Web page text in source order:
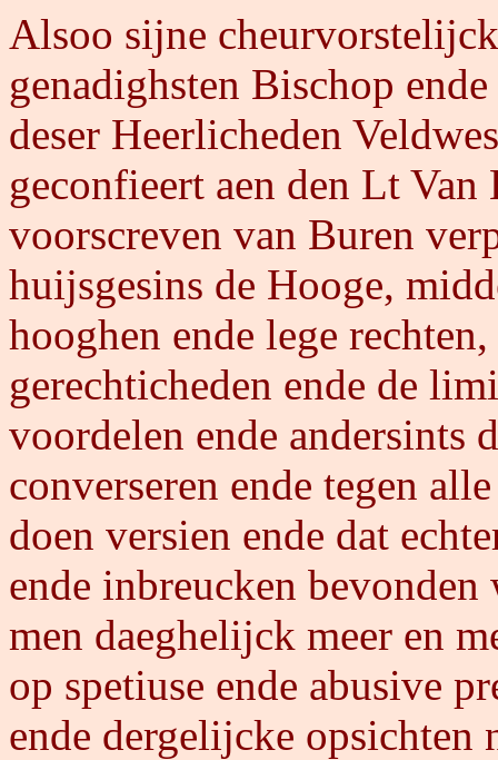
Alsoo sijne
genadighsten Bischop
deser Heerlicheden
geconfieert aen den Lt
voorscreven van Buren
huijsgesins de Hooge,
hooghen ende lege
gerechticheden ende de
voordelen ende andersints
converseren ende tegen
doen versien ende dat
ende inbreucken
men daeghelijck meer en
op spetiuse ende abusive
ende dergelijcke opsichten